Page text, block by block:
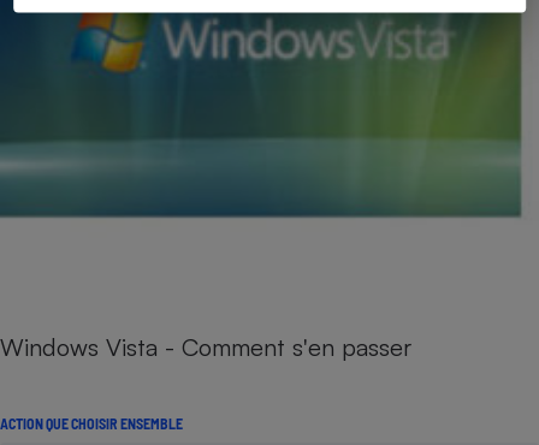
Windows Vista - Comment s'en passer
ACTION QUE CHOISIR ENSEMBLE